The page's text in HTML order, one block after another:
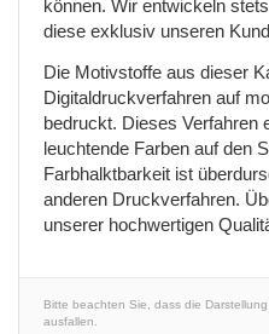
können. Wir entwickeln
diese exklusiv unseren
Die Motivstoffe aus dieser
Digitaldruckverfahren auf
bedruckt. Dieses Verfahren
leuchtende Farben auf den
Farbhalktbarkeit ist
anderen Druckverfahren.
unserer hochwertigen
Bitte beachten Sie, dass die
ausfallen.